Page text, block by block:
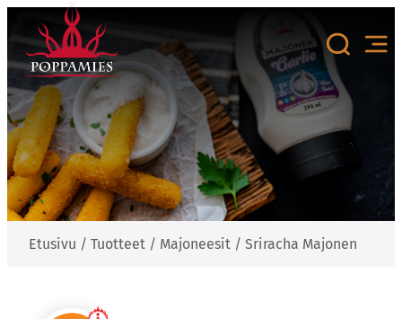
Siirry
sisältöön
Etusivu / Tuotteet / Majoneesit / Sriracha Majonen